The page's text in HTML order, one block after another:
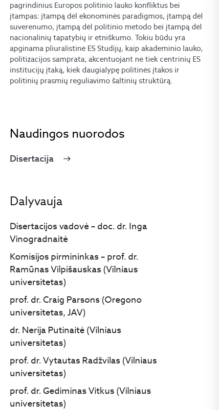
Dalyvauja
Disertacijos vadovė – doc. dr. Inga
Vinogradnaitė
Komisijos pirmininkas – prof. dr.
Ramūnas Vilpišauskas (Vilniaus
universitetas)
prof. dr. Craig Parsons (Oregono
universitetas, JAV)
dr. Nerija Putinaitė (Vilniaus
universitetas)
prof. dr. Vytautas Radžvilas (Vilniaus
universitetas)
prof. dr. Gediminas Vitkus (Vilniaus
universitetas)
pagrindinius Europos politinio lauko konfliktus bei
įtampas: įtampą dėl ekonominės paradigmos, įtampą dėl
suverenumo, įtampą dėl politinio metodo bei įtampą dėl
nacionalinių tapatybių ir etniškumo. Tokiu būdu yra
apginama pliuralistinė ES Studijų, kaip akademinio lauko,
politizacijos samprata, akcentuojant ne tiek centrinių ES
institucijų įtaką, kiek daugialypę politinės įtakos ir
politinių prasmių reguliavimo šaltinių struktūrą.
Naudingos nuorodos
Disertacija